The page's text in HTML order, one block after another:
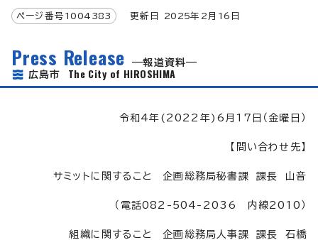
ページ番号 1004383 更新日 2025年2月 16 日
Press Release
報道資料
広島市 The City of HIROSHIMA
令和4年(2022年)6月17日（金曜日）
【問い合わせ先】
サミットに関すること 企画総務局秘書課 課長 山音
（電話082-504-2036 内線2010）
組織に関すること 企画総務局人事課 課長 石橋